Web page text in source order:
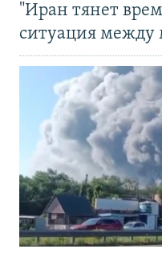
"Иран тянет
ситуация между